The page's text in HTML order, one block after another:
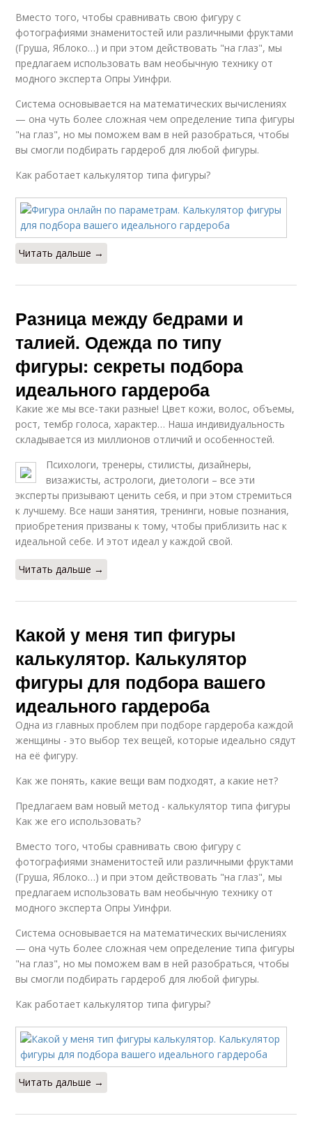
Вместо того, чтобы сравнивать свою фигуру с
фотографиями знаменитостей или различными фруктами
(Груша, Яблоко…) и при этом действовать "на глаз", мы
предлагаем использовать вам необычную технику от
модного эксперта Опры Уинфри.
Система основывается на математических вычислениях
— она чуть более сложная чем определение типа фигуры
"на глаз", но мы поможем вам в ней разобраться, чтобы
вы смогли подбирать гардероб для любой фигуры.
Как работает калькулятор типа фигуры?
Читать дальше →
Разница между бедрами и
талией. Одежда по типу
фигуры: секреты подбора
идеального гардероба
Какие же мы все-таки разные! Цвет кожи, волос, объемы,
рост, тембр голоса, характер… Наша индивидуальность
складывается из миллионов отличий и особенностей.
Психологи, тренеры, стилисты, дизайнеры,
визажисты, астрологи, диетологи – все эти
эксперты призывают ценить себя, и при этом стремиться
к лучшему. Все наши занятия, тренинги, новые познания,
приобретения призваны к тому, чтобы приблизить нас к
идеальной себе. И этот идеал у каждой свой.
Читать дальше →
Какой у меня тип фигуры
калькулятор. Калькулятор
фигуры для подбора вашего
идеального гардероба
Одна из главных проблем при подборе гардероба каждой
женщины - это выбор тех вещей, которые идеально сядут
на её фигуру.
Как же понять, какие вещи вам подходят, а какие нет?
Предлагаем вам новый метод - калькулятор типа фигуры
Как же его использовать?
Вместо того, чтобы сравнивать свою фигуру с
фотографиями знаменитостей или различными фруктами
(Груша, Яблоко…) и при этом действовать "на глаз", мы
предлагаем использовать вам необычную технику от
модного эксперта Опры Уинфри.
Система основывается на математических вычислениях
— она чуть более сложная чем определение типа фигуры
"на глаз", но мы поможем вам в ней разобраться, чтобы
вы смогли подбирать гардероб для любой фигуры.
Как работает калькулятор типа фигуры?
Читать дальше →